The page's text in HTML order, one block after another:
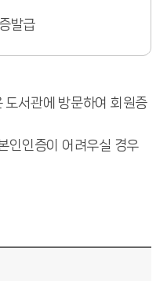
발급
도서관에 방문하여 회원증
인인증이 어려우실 경우